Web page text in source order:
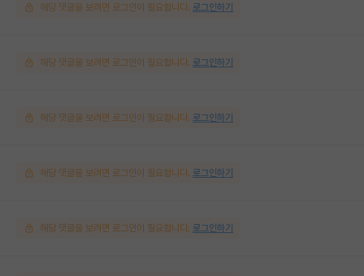
해당 댓글을 보려면 로그인이 필요합니다. 로그인하기
해당 댓글을 보려면 로그인이 필요합니다. 로그인하기
해당 댓글을 보려면 로그인이 필요합니다. 로그인하기
해당 댓글을 보려면 로그인이 필요합니다. 로그인하기
해당 댓글을 보려면 로그인이 필요합니다. 로그인하기